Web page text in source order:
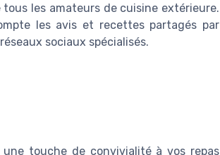
les amateurs de cuisine extérieure.
les avis et recettes partagés par
sociaux spécialisés.
touche de convivialité à vos repas